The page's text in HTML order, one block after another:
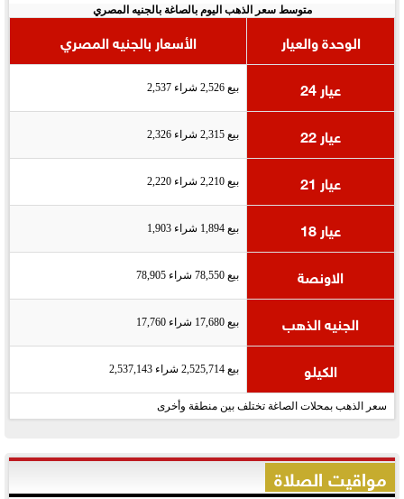
متوسط سعر الذهب اليوم بالصاغة بالجنيه المصري
الوحدة والعيار
الأسعار بالجنيه المصري
عيار 24
بيع 2,526 شراء 2,537
عيار 22 بيع 2,315 شراء 2,326
عيار 21 بيع 2,210 شراء 2,220
عيار 18 بيع 1,894 شراء 1,903
الاونصة بيع 78,550 شراء 78,905
الجنيه الذهب بيع 17,680 شراء 17,760
الكيلو بيع 2,525,714 شراء 2,537,143
سعر الذهب بمحلات الصاغة تختلف بين منطقة وأخرى
مواقيت الصلاة